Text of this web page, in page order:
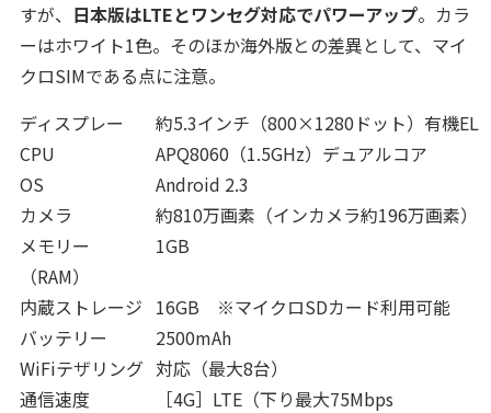
すが、 日本版はLTEとワンセグ対応でパワーアップ。カラ
ーはホワイト1色。そのほか海外版との差異として、マイ
クロSIMである点に注意。
ディスプレー
約5.3インチ（800×1280ドット）有機EL
CPU
APQ8060（1.5GHz）デュアルコア
OS
Android 2.3
カメラ
約810万画素（インカメラ約196万画素）
メモリー
（RAM）
1GB
内蔵ストレージ 16GB ※マイクロSDカード利用可能
バッテリー
2500mAh
WiFiテザリング 対応（最大8台）
通信速度
［4G］LTE（下り最大75Mbps